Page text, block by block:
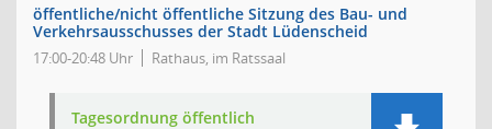
öffentliche/nicht öffentliche Sitzung des Bau- und
Verkehrsausschusses der Stadt Lüdenscheid
17:00-20:48 Uhr Rathaus, im Ratssaal
Tagesordnung öffentlich